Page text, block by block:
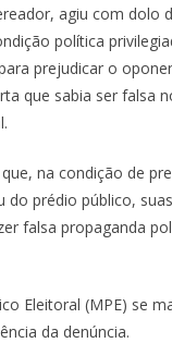
agiu com dolo
política
prejudicar o
que sabia ser falsa
na condição de
do prédio público,
falsa propaganda
Eleitoral (MPE) se
da denúncia.